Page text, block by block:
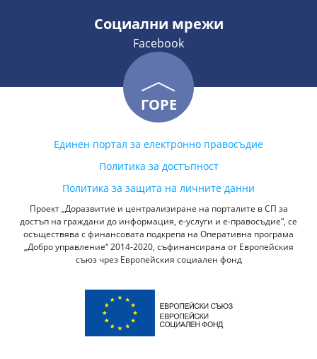
Социални мрежи
Facebook
ГОРЕ
Единен портал за електронно правосъдие
Политика за достъпност
Политика за защита на личните данни
Проект „Доразвитие и централизиране на порталите в СП за
достъп на граждани до информация, е-услуги и е-правосъдие“, се
осъществява с финансовата подкрепа на Оперативна програма
„Добро управление“ 2014-2020, съфинансирана от Европейския
съюз чрез Европейския социален фонд